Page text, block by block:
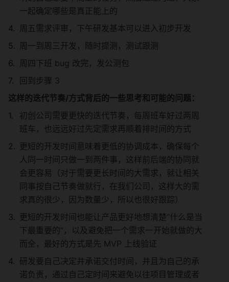
一起确定哪些是真正能上的
周五需求评审，下午研发基本可以进入初步开发
周一到周三开发，随时提测，测试跟测
周四下班 bug 改完，发公测包
回到步骤 3
这样的迭代节奏/方式背后的一些思考和可能的问题：
初创公司需要更快的迭代节奏，每周班车好过两周
班车，也远远好过先定需求再顺着排时间的方式
更短的开发时间意味着更低的协调成本，确保每个
人同一时间只做一到两件事，这样前后端的协同就
会更容易（对于需要更长时间的大需求，就让相关
同事按自己节奏做就行，在我们公司，这样大的需
求真的很少，因为数量少，所以也很好跟踪）
更短的开发时间也能让产品更好地想清楚“什么是当
下最重要的”，以及避免把一个需求一开始就做的大
而全，最好的方式是先 MVP 上线验证
研发要自己决定并承诺交付时间，并且为自己的承
诺负责，通过自己定时间来避免以往项目管理或者